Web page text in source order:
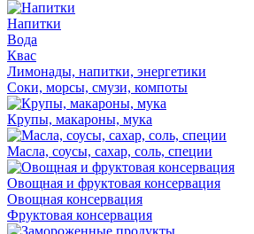
Напитки
Вода
Квас
Лимонады, напитки, энергетики
Соки, морсы, смузи, компоты
Крупы, макароны, мука
Масла, соусы, сахар, соль, специи
Овощная и фруктовая консервация
Овощная консервация
Фруктовая консервация